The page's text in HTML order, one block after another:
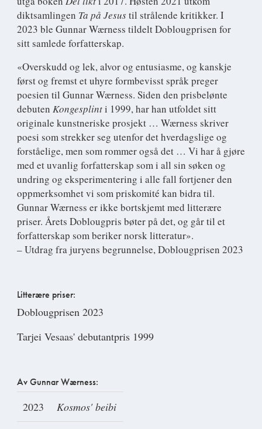
diktsamlingen Ta på Jesustil strålende kritikker. I
2023 ble Gunnar Wærness tildelt Doblougprisen for
sitt samlede forfatterskap.
«Overskudd og lek, alvor og entusiasme, og kanskje
først og fremst et uhyre formbevisst språk preger
poesien til Gunnar Wærness. Siden den prisbelønte
debuten Kongesplinti 1999, har han utfoldet sitt
originale kunstneriske prosjekt … Wærness skriver
poesi som strekker seg utenfor det hverdagslige og
forståelige, men som rommer også det … Vi har å gjøre
med et uvanlig forfatterskap som i all sin søken og
undring og eksperimentering i alle fall fortjener den
oppmerksomhet vi som priskomité kan bidra til.
Gunnar Wærness er ikke bortskjemt med litterære
priser. Årets Doblougpris bøter på det, og går til et
forfatterskap som beriker norsk litteratur».
– Utdrag fra juryens begrunnelse, Doblougprisen 2023
Litterære priser:
Doblougprisen 2023
Tarjei Vesaas' debutantpris 1999
Av Gunnar Wærness:
2023 Kosmos' beibi